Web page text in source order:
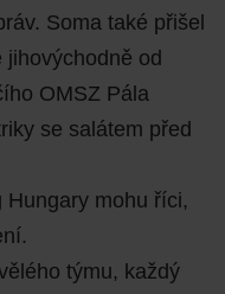
Soma také přišel
od
OMSZ Pála
se salátem před
Hungary mohu říci,
týmu, každý